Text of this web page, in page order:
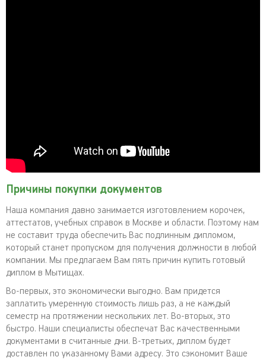
Причины покупки документов
Наша компания давно занимается изготовлением корочек,
аттестатов, учебных справок в Москве и области. Поэтому нам
не составит труда обеспечить Вас подлинным дипломом,
который станет пропуском для получения должности в любой
компании. Мы предлагаем Вам пять причин купить готовый
диплом в Мытищах.
Во-первых, это экономически выгодно. Вам придется
заплатить умеренную стоимость лишь раз, а не каждый
семестр на протяжении нескольких лет. Во-вторых, это
быстро. Наши специалисты обеспечат Вас качественными
документами в считанные дни. В-третьих, диплом будет
доставлен по указанному Вами адресу. Это сэкономит Ваше